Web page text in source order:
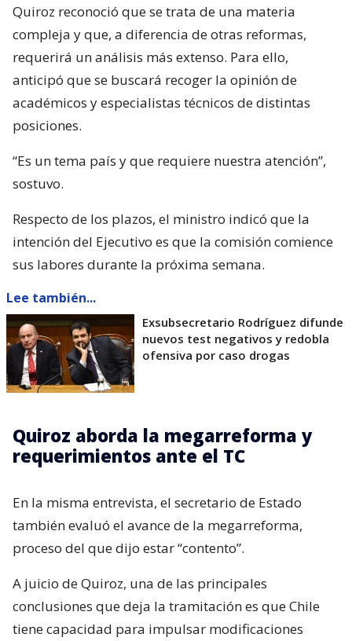
Quiroz reconoció que se trata de una materia
compleja y que, a diferencia de otras reformas,
requerirá un análisis más extenso. Para ello,
anticipó que se buscará recoger la opinión de
académicos y especialistas técnicos de distintas
posiciones.
“Es un tema país y que requiere nuestra atención”,
sostuvo.
Respecto de los plazos, el ministro indicó que la
intención del Ejecutivo es que la comisión comience
sus labores durante la próxima semana.
Lee también...
Exsubsecretario Rodríguez difunde
nuevos test negativos y redobla
ofensiva por caso drogas
Quiroz aborda la megarreforma y
requerimientos ante el TC
En la misma entrevista, el secretario de Estado
también evaluó el avance de la megarreforma,
proceso del que dijo estar “contento”.
A juicio de Quiroz, una de las principales
conclusiones que deja la tramitación es que Chile
tiene capacidad para impulsar modificaciones